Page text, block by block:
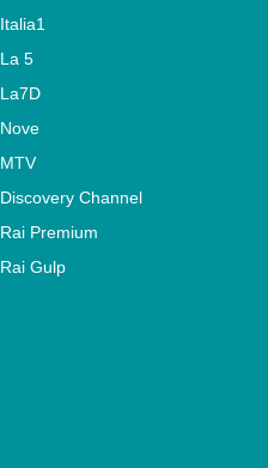
Italia1
La 5
La7D
Nove
MTV
Discovery Channel
Rai Premium
Rai Gulp